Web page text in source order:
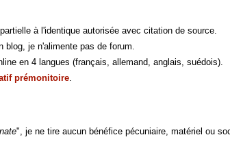
à l'identique autorisée avec citation de source.
je n'alimente pas de forum.
en 4 langues (français, allemand, anglais, suédois).
prémonitoire
", je ne tire aucun bénéfice pécuniaire, matériel ou